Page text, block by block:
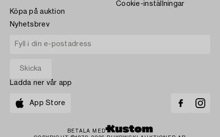
Köpa på auktion
Cookie-inställningar
Nyhetsbrev
Ladda ner vår app
App Store
BETALA MED